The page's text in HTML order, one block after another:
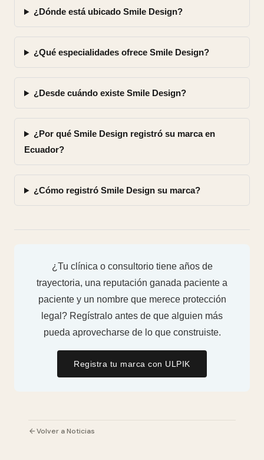
¿Dónde está ubicado Smile Design?
¿Qué especialidades ofrece Smile Design?
¿Desde cuándo existe Smile Design?
¿Por qué Smile Design registró su marca en
Ecuador?
¿Cómo registró Smile Design su marca?
¿Tu clínica o consultorio tiene años de
trayectoria, una reputación ganada paciente a
paciente y un nombre que merece protección
legal? Regístralo antes de que alguien más
pueda aprovecharse de lo que construiste.
Registra tu marca con ULPIK
Volver a Noticias